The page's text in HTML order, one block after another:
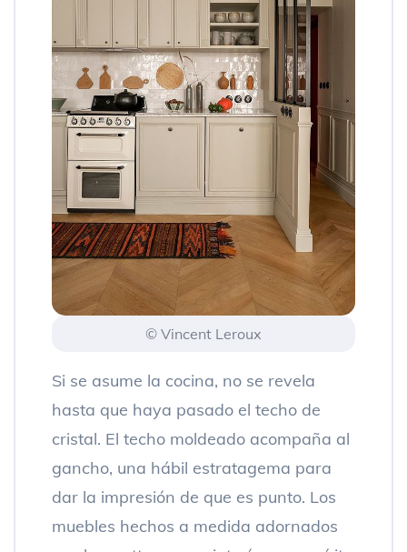
© Vincent Leroux
Si se asume la cocina, no se revela
hasta que haya pasado el techo de
cristal. El techo moldeado acompaña al
gancho, una hábil estratagema para
dar la impresión de que es punto. Los
muebles hechos a medida adornados